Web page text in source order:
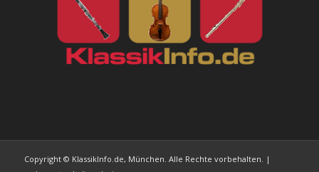
Copyright © KlassikInfo.de, München. Alle Rechte vorbehalten. |